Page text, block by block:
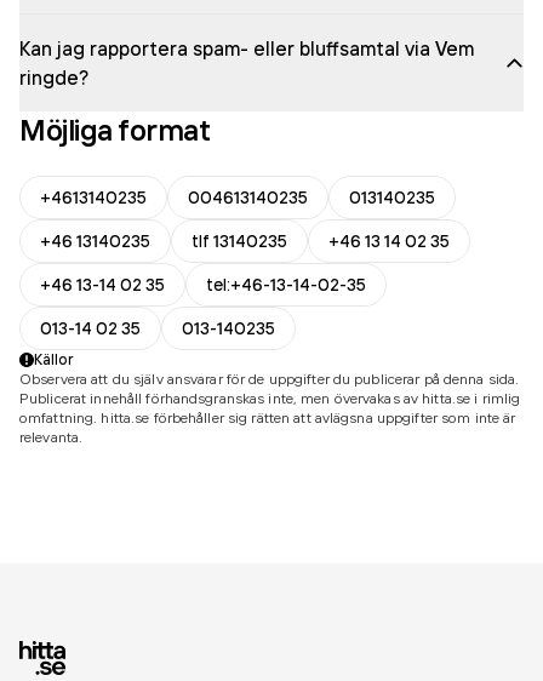
Kan jag rapportera spam- eller bluffsamtal via Vem
ringde?
Möjliga format
+4613140235 004613140235
013140235
+46 13140235
tlf 13140235
+46 13 14 02 35
+46 13-14 02 35
tel:+46-13-14-02-35
013-14 02 35
013-140235
Källor
Observera att du själv ansvarar för de uppgifter du publicerar på denna sida.
Publicerat innehåll förhandsgranskas inte, men övervakas av hitta.se i rimlig
omfattning. hitta.se förbehåller sig rätten att avlägsna uppgifter som inte är
relevanta.